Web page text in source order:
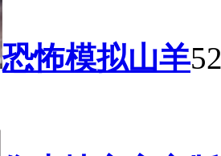
恐怖模拟山羊